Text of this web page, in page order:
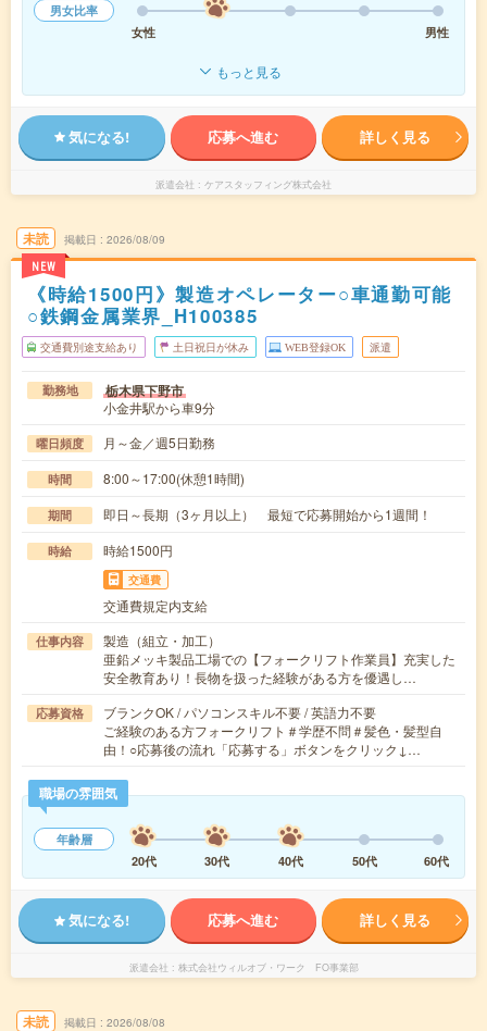
男女比率
女性
男性
もっと見る
気になる! 応募へ進む 詳しく見る
派遣会社 ケアスタッフィング株式会社
未読
NEW
掲載日 2026/08/09
《時給1500円》製造オペレーター○車通勤可能
○鉄鋼金属業界_H100385
交通費別途支給あり 土日祝日が休み WEB登録OK 派遣
勤務地 栃木県下野市
小金井駅から車9分
曜日頻度 月～金／週5日勤務
時間 8:00～17:00(休憩1時間)
期間 即日～長期（3ヶ月以上） 最短で応募開始から1週間！
時給 時給1500円
交通費
交通費規定内支給
仕事内容
製造（組立・加工）
亜鉛メッキ製品工場での【フォークリフト作業員】充実した
安全教育あり！長物を扱った経験がある方を優遇し…
応募資格
ブランクOK / パソコンスキル不要 / 英語力不要
ご経験のある方フォークリフト＃学歴不問＃髪色・髪型自
由！○応募後の流れ「応募する」ボタンをクリック↓…
職場の雰囲気
年齢層
20代
30代 40代 50代 60代
気になる! 応募へ進む 詳しく見る
派遣会社 株式会社ウィルオブ・ワーク FO事業部
未読 掲載日 2026/08/08